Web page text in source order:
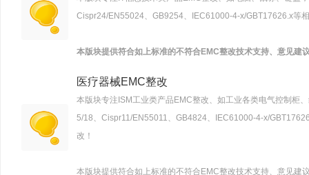
Cispr24/EN55024、GB9254、IEC61000-4-x/GBT17626.x等
本版块提供符合如上标准的不符合EMC整改技术支持、意见建
医疗器械EMC整改
本版块专注ISM工业类产品EMC整改、如工业各类电气控制柜
5/18、Cispr11/EN55011、GB4824、IEC61000-4-x/
改！
本版块提供符合如上标准的不符合EMC整改技术支持、意见建